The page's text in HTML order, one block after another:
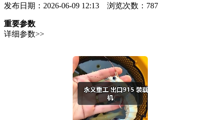
发布日期：2026-06-09 12:13 浏览次数： 787
重要参数
详细参数>>